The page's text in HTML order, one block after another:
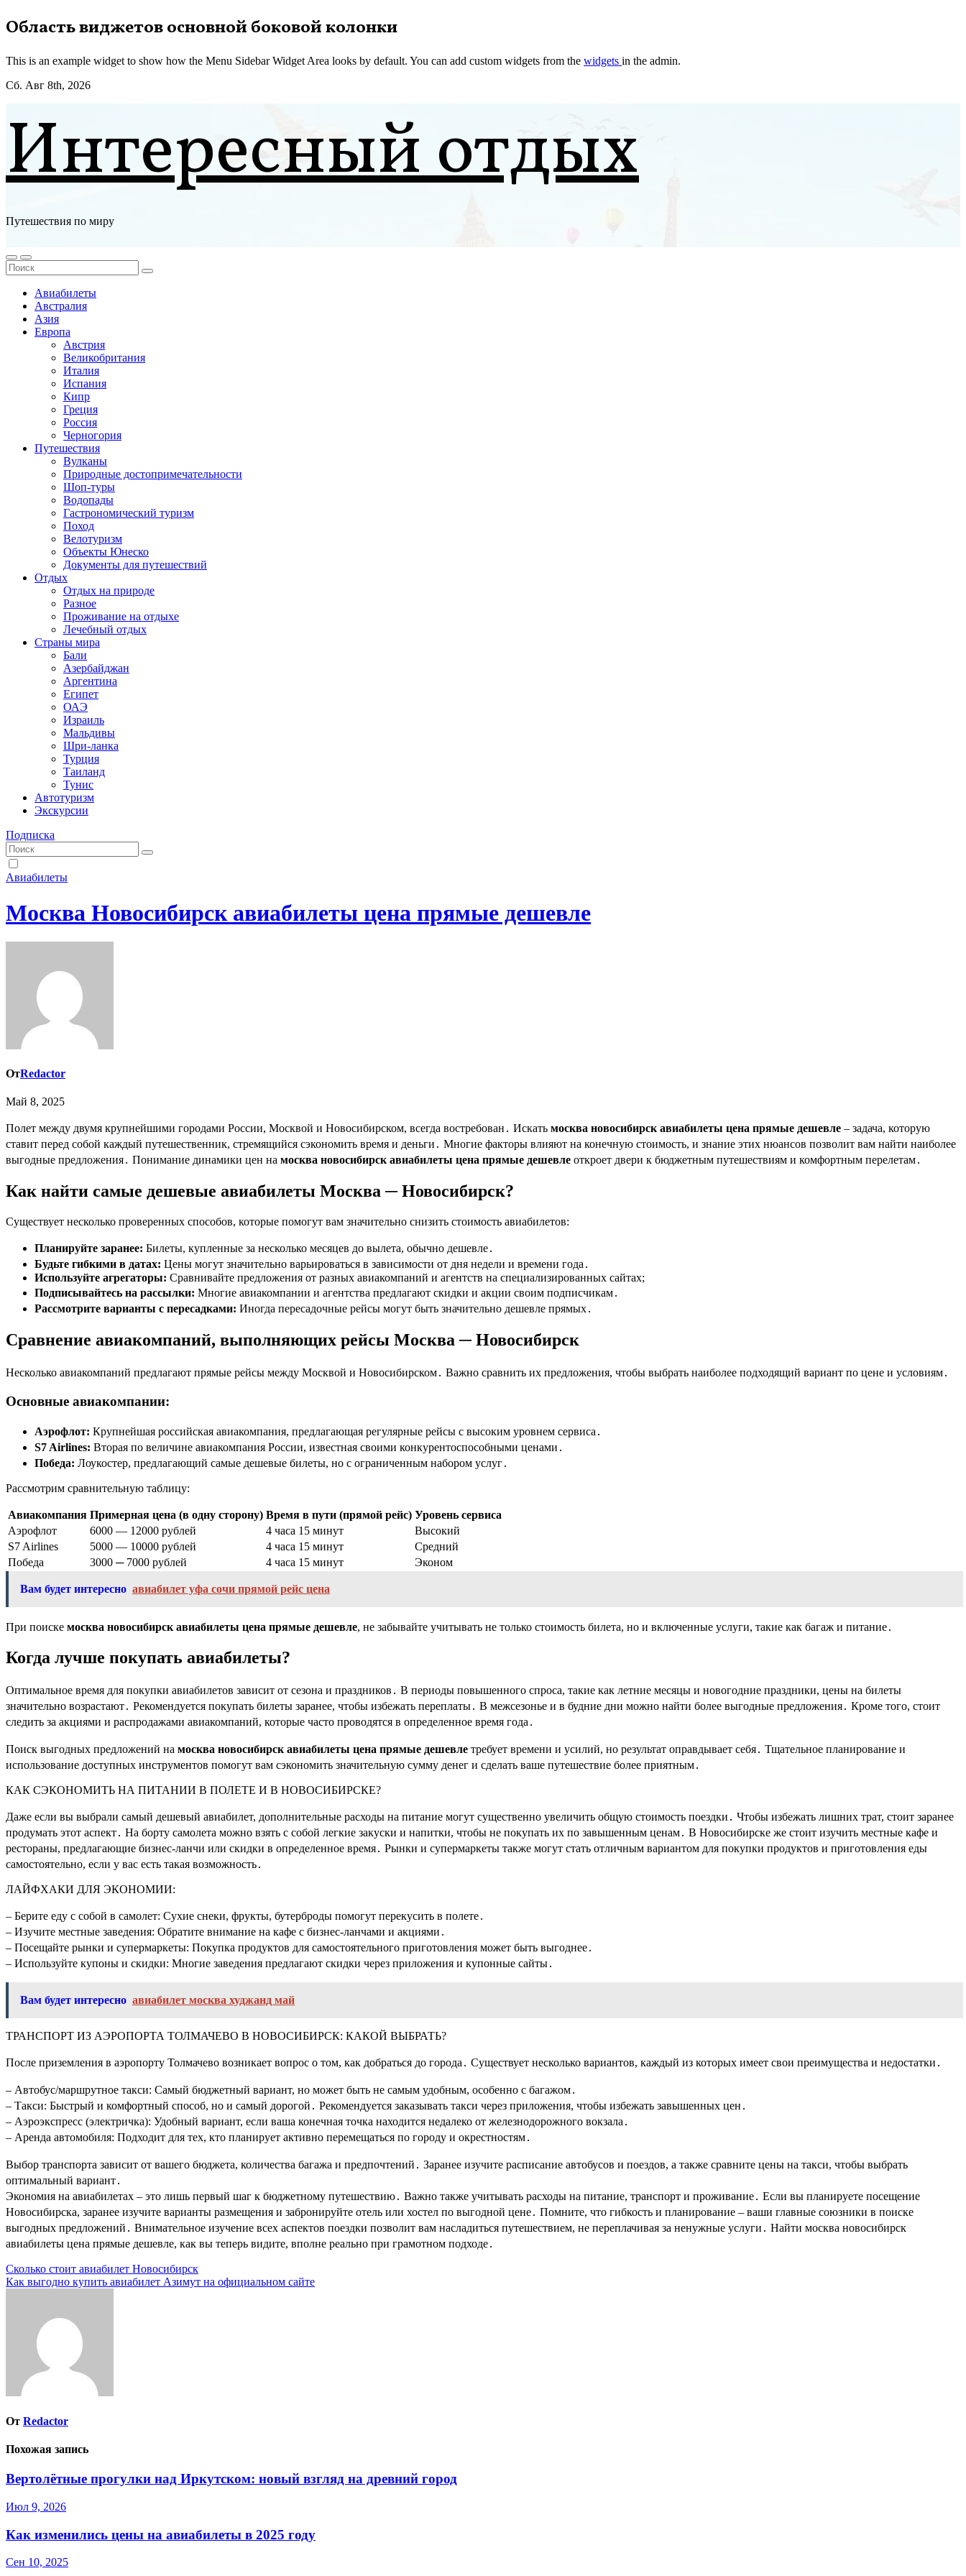
Перейти
к
Область виджетов основной боковой колонки
This is an example widget to show how the Menu Sidebar Widget Area looks by default. You can add custom widgets from the widgets in the admin.
Сб. Авг 8th, 2026
Интересный отдых
Путешествия по миру
Авиабилеты
Австралия
Азия
Европа
Австрия
Великобритания
Италия
Испания
Кипр
Греция
Россия
Черногория
Путешествия
Вулканы
Природные достопримечательности
Шоп-туры
Водопады
Гастрономический туризм
Поход
Велотуризм
Объекты Юнеско
Документы для путешествий
Отдых
Отдых на природе
Разное
Проживание на отдыхе
Лечебный отдых
Страны мира
Бали
Азербайджан
Аргентина
Египет
ОАЭ
Израиль
Мальдивы
Шри-ланка
Турция
Таиланд
Тунис
Автотуризм
Экскурсии
Подписка
Авиабилеты
Москва Новосибирск авиабилеты цена прямые дешевле
ОтRedactor
Май 8, 2025
Полет между двумя крупнейшими городами России, Москвой и Новосибирском, всегда востребован․ Искать москва новосибирск авиабилеты цена прямые дешевле – задача, которую
ставит перед собой каждый путешественник, стремящийся сэкономить время и деньги․ Многие факторы влияют на конечную стоимость, и знание этих нюансов позволит вам найти наиболее
выгодные предложения․ Понимание динамики цен на москва новосибирск авиабилеты цена прямые дешевле откроет двери к бюджетным путешествиям и комфортным перелетам․
Как найти самые дешевые авиабилеты Москва ─ Новосибирск?
Существует несколько проверенных способов, которые помогут вам значительно снизить стоимость авиабилетов:
Планируйте заранее: Билеты, купленные за несколько месяцев до вылета, обычно дешевле․
Будьте гибкими в датах: Цены могут значительно варьироваться в зависимости от дня недели и времени года․
Используйте агрегаторы: Сравнивайте предложения от разных авиакомпаний и агентств на специализированных сайтах;
Подписывайтесь на рассылки: Многие авиакомпании и агентства предлагают скидки и акции своим подписчикам․
Рассмотрите варианты с пересадками: Иногда пересадочные рейсы могут быть значительно дешевле прямых․
Сравнение авиакомпаний, выполняющих рейсы Москва ─ Новосибирск
Несколько авиакомпаний предлагают прямые рейсы между Москвой и Новосибирском․ Важно сравнить их предложения, чтобы выбрать наиболее подходящий вариант по цене и условиям․
Основные авиакомпании:
Аэрофлот: Крупнейшая российская авиакомпания, предлагающая регулярные рейсы с высоким уровнем сервиса․
S7 Airlines: Вторая по величине авиакомпания России, известная своими конкурентоспособными ценами․
Победа: Лоукостер, предлагающий самые дешевые билеты, но с ограниченным набором услуг․
Рассмотрим сравнительную таблицу:
Авиакомпания Примерная цена (в одну сторону) Время в пути (прямой рейс) Уровень сервиса
Аэрофлот
6000 ― 12000 рублей 4 часа 15 минут
Высокий
S7 Airlines
5000 ― 10000 рублей 4 часа 15 минут
Средний
Победа
3000 ─ 7000 рублей 4 часа 15 минут Эконом
Вам будет интересно авиабилет уфа сочи прямой рейс цена
При поиске москва новосибирск авиабилеты цена прямые дешевле, не забывайте учитывать не только стоимость билета, но и включенные услуги, такие как багаж и питание․
Когда лучше покупать авиабилеты?
Оптимальное время для покупки авиабилетов зависит от сезона и праздников․ В периоды повышенного спроса, такие как летние месяцы и новогодние праздники, цены на билеты
значительно возрастают․ Рекомендуется покупать билеты заранее, чтобы избежать переплаты․ В межсезонье и в будние дни можно найти более выгодные предложения․ Кроме того, стоит
следить за акциями и распродажами авиакомпаний, которые часто проводятся в определенное время года․
Поиск выгодных предложений на москва новосибирск авиабилеты цена прямые дешевле требует времени и усилий, но результат оправдывает себя․ Тщательное планирование и
использование доступных инструментов помогут вам сэкономить значительную сумму денег и сделать ваше путешествие более приятным․
КАК СЭКОНОМИТЬ НА ПИТАНИИ В ПОЛЕТЕ И В НОВОСИБИРСКЕ?
Даже если вы выбрали самый дешевый авиабилет, дополнительные расходы на питание могут существенно увеличить общую стоимость поездки․ Чтобы избежать лишних трат, стоит заранее
продумать этот аспект․ На борту самолета можно взять с собой легкие закуски и напитки, чтобы не покупать их по завышенным ценам․ В Новосибирске же стоит изучить местные кафе и
рестораны, предлагающие бизнес-ланчи или скидки в определенное время․ Рынки и супермаркеты также могут стать отличным вариантом для покупки продуктов и приготовления еды
самостоятельно, если у вас есть такая возможность․
ЛАЙФХАКИ ДЛЯ ЭКОНОМИИ:
– Берите еду с собой в самолет: Сухие снеки, фрукты, бутерброды помогут перекусить в полете․
– Изучите местные заведения: Обратите внимание на кафе с бизнес-ланчами и акциями․
– Посещайте рынки и супермаркеты: Покупка продуктов для самостоятельного приготовления может быть выгоднее․
– Используйте купоны и скидки: Многие заведения предлагают скидки через приложения и купонные сайты․
Вам будет интересно авиабилет москва худжанд май
ТРАНСПОРТ ИЗ АЭРОПОРТА ТОЛМАЧЕВО В НОВОСИБИРСК: КАКОЙ ВЫБРАТЬ?
После приземления в аэропорту Толмачево возникает вопрос о том, как добраться до города․ Существует несколько вариантов, каждый из которых имеет свои преимущества и недостатки․
– Автобус/маршрутное такси: Самый бюджетный вариант, но может быть не самым удобным, особенно с багажом․
– Такси: Быстрый и комфортный способ, но и самый дорогой․ Рекомендуется заказывать такси через приложения, чтобы избежать завышенных цен․
– Аэроэкспресс (электричка): Удобный вариант, если ваша конечная точка находится недалеко от железнодорожного вокзала․
– Аренда автомобиля: Подходит для тех, кто планирует активно перемещаться по городу и окрестностям․
Выбор транспорта зависит от вашего бюджета, количества багажа и предпочтений․ Заранее изучите расписание автобусов и поездов, а также сравните цены на такси, чтобы выбрать
оптимальный вариант․
Экономия на авиабилетах – это лишь первый шаг к бюджетному путешествию․ Важно также учитывать расходы на питание, транспорт и проживание․ Если вы планируете посещение
Новосибирска, заранее изучите варианты размещения и забронируйте отель или хостел по выгодной цене․ Помните, что гибкость и планирование – ваши главные союзники в поиске
выгодных предложений․ Внимательное изучение всех аспектов поездки позволит вам насладиться путешествием, не переплачивая за ненужные услуги․ Найти москва новосибирск
авиабилеты цена прямые дешевле, как вы теперь видите, вполне реально при грамотном подходе․
Навигация
по
Сколько стоит авиабилет Новосибирск
Как выгодно купить авиабилет Азимут на официальном сайте
От Redactor
Похожая запись
Вертолётные прогулки над Иркутском: новый взгляд на древний город
Июл 9, 2026
Как изменились цены на авиабилеты в 2025 году
Сен 10, 2025